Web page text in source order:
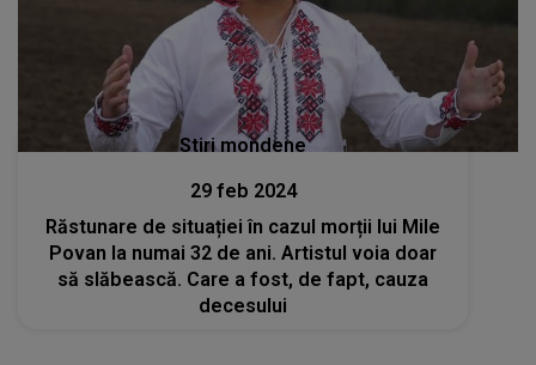
Stiri mondene
29 feb 2024
Răstunare de situației în cazul morții lui Mile
Povan la numai 32 de ani. Artistul voia doar
să slăbească. Care a fost, de fapt, cauza
decesului